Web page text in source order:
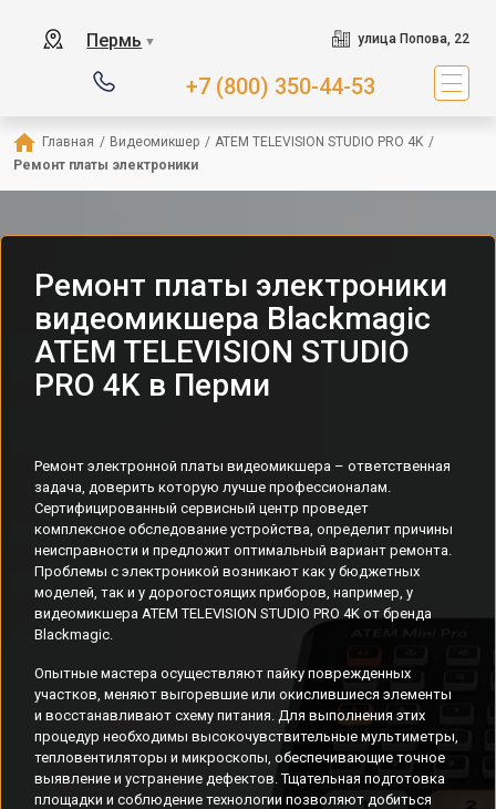
Пермь ▼ улица Попова, 22
+7 (800) 350-44-53
Главная / Видеомикшер / ATEM TELEVISION STUDIO PRO 4K /
Ремонт платы электроники
Ремонт платы электроники
видеомикшера Blackmagic
ATEM TELEVISION STUDIO
PRO 4K в Перми
Ремонт электронной платы видеомикшера – ответственная
задача, доверить которую лучше профессионалам.
Сертифицированный сервисный центр проведет
комплексное обследование устройства, определит причины
неисправности и предложит оптимальный вариант ремонта.
Проблемы с электроникой возникают как у бюджетных
моделей, так и у дорогостоящих приборов, например, у
видеомикшера ATEM TELEVISION STUDIO PRO 4K от бренда
Blackmagic.
Опытные мастера осуществляют пайку поврежденных
участков, меняют выгоревшие или окислившиеся элементы
и восстанавливают схему питания. Для выполнения этих
процедур необходимы высокочувствительные мультиметры,
тепловентиляторы и микроскопы, обеспечивающие точное
выявление и устранение дефектов. Тщательная подготовка
площадки и соблюдение технологии позволяют добиться